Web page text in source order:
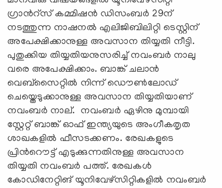
ഗ്രാന്‍റ്സ് കമ്മിഷന്‍ ഡിസംബര്‍ 29ന്
നടത്തുന്ന നാഷനല്‍ എലിജിബിലിറ്റി ടെസ്റ്റിന്
അപേക്ഷിക്കാനുള്ള അവസാന തിയ്യതി നീട്ടി.
പുതുക്കിയ തിയ്യതിയനുസരിച്ച് നവംബര്‍ നാലു
വരെ അപേക്ഷിക്കാം. ബാങ്ക് ചലാന്‍
വെബ്സൈറ്റില്‍ നിന്ന് ഡൌണ്‍ലോഡ്
ചെയ്തെടുക്കാനുള്ള അവസാന തിയ്യതിയാണ്
നവംബര്‍ നാല്. നവംബര്‍ ഏഴിനു മുമ്പായി
സ്റ്റേറ്റ് ബാങ്ക് ഓഫ് ഇന്ത്യയുടെ അംഗീകതൃത
ശാഖകളില്‍ ഫീസടക്കണം. രേഖകളുടെ
പ്രിന്‍റൌട്ട് എടുക്കുന്നതിനുള്ള അവസാന
തിയ്യതി നവംബര്‍ പത്ത്. രേഖകള്‍
കോഡിനേറ്റിങ് യൂനിവേഴ്സിറ്റികളില്‍ നവംബര്‍